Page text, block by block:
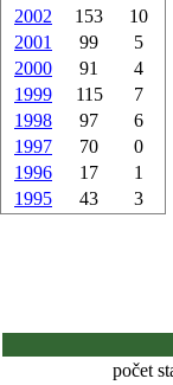
2002
153
10
2001
99
5
2000
91
4
1999
115
7
1998
97
6
1997
70
0
1996
17
1
1995
43 3
počet